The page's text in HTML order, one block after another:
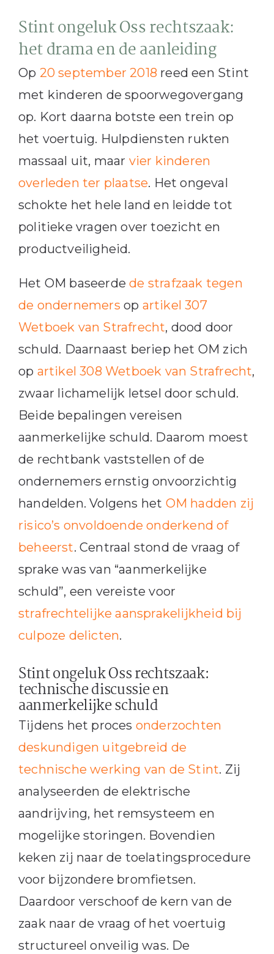
Stint ongeluk Oss rechtszaak:
het drama en de aanleiding
Op 20 september 2018 reed een Stint
met kinderen de spoorwegovergang
op. Kort daarna botste een trein op
het voertuig. Hulpdiensten rukten
massaal uit, maar vier kinderen
overleden ter plaatse. Het ongeval
schokte het hele land en leidde tot
politieke vragen over toezicht en
productveiligheid.
Het OM baseerdede strafzaak tegen
de ondernemers op artikel 307
Wetboek van Strafrecht, dood door
schuld. Daarnaast beriep het OM zich
op artikel 308 Wetboek van Strafrecht,
zwaar lichamelijk letsel door schuld.
Beide bepalingen vereisen
aanmerkelijke schuld. Daarom moest
de rechtbank vaststellen of de
ondernemers ernstig onvoorzichtig
handelden. Volgens het OM hadden zij
risico’s onvoldoende onderkend of
beheerst. Centraal stond de vraag of
sprake was van “aanmerkelijke
schuld”, een vereiste voor
strafrechtelijke aansprakelijkheid bij
culpoze delicten.
Stint ongeluk Oss rechtszaak:
technische discussie en
aanmerkelijke schuld
Tijdens het proces onderzochten
deskundigen uitgebreid de
technische werking van de Stint. Zij
analyseerden de elektrische
aandrijving, het remsysteem en
mogelijke storingen. Bovendien
keken zij naar de toelatingsprocedure
voor bijzondere bromfietsen.
Daardoor verschoof de kern van de
zaak naar de vraag of het voertuig
structureel onveilig was. De